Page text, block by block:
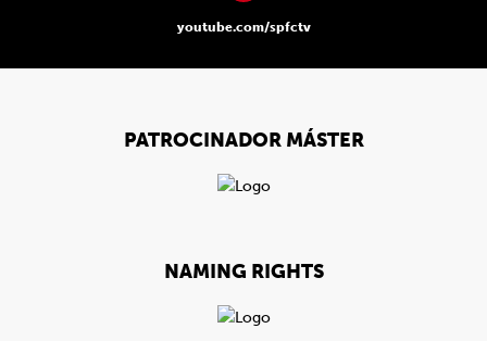
youtube.com/spfctv
PATROCINADOR MÁSTER
NAMING RIGHTS